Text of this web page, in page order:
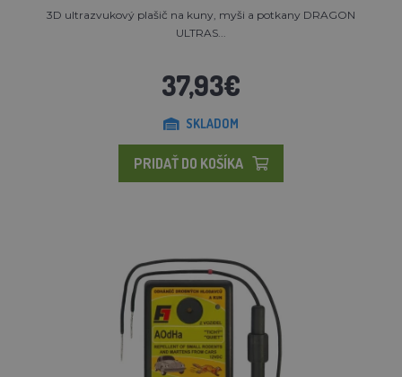
3D ultrazvukový plašič na kuny, myši a potkany DRAGON
ULTRAS...
37,93€
SKLADOM
PRIDAŤ DO KOŠÍKA